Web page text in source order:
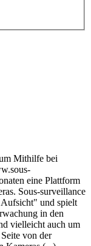
Mithilfe bei
eine Plattform
Sous-surveillance
und spielt
in den
vielleicht auch um
von der